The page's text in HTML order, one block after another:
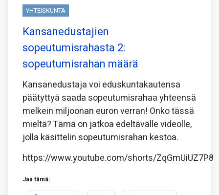
YHTEISKUNTA
Kansanedustajien
sopeutumisrahasta 2:
sopeutumisrahan määrä
Kansanedustaja voi eduskuntakautensa
päätyttyä saada sopeutumisrahaa yhteensä
melkein miljoonan euron verran! Onko tässä
mieltä? Tämä on jatkoa edeltävälle videolle,
jolla käsittelin sopeutumisrahan kestoa.
https://www.youtube.com/shorts/ZqGmUiUZ7P8
Jaa tämä: